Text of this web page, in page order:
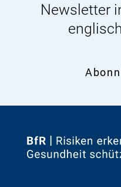
Newsletter
Zur